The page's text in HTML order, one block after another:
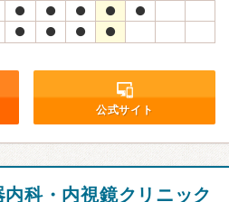
公式サイト
科・内視鏡クリニック